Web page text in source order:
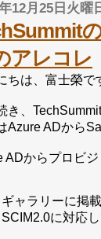
12月25日火曜
アレコレ
ちは、富士榮で
き、
Azure ADから
ADからプロビ
ギャラリーに掲
SCIM2.0に対応